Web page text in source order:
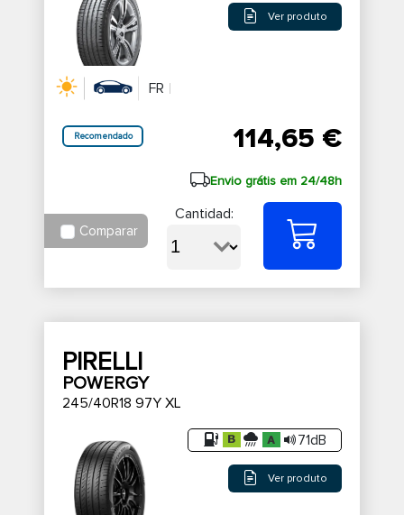
Ver produto
FR
Recomendado 114,65 €
Envio grátis em 24/48h
Comparar
Cantidad:
PIRELLI
POWERGY
245/40R18 97Y XL
71dB
Ver produto